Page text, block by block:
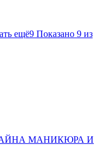
ещё9 Показано 9 из